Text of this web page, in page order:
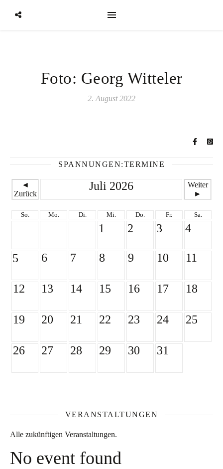
Foto: Georg Witteler
2. August 2022
SPANNUNGEN:TERMINE
◄
Zurück
Juli 2026
Weiter
►
So. Mo. Di. Mi. Do. Fr. Sa.
1 2 3 4
5 6 7 8 9 10 11
12 13 14 15 16 17 18
19 20 21 22 23 24 25
26 27 28 29 30 31
VERANSTALTUNGEN
Alle zukünftigen Veranstaltungen.
No event found